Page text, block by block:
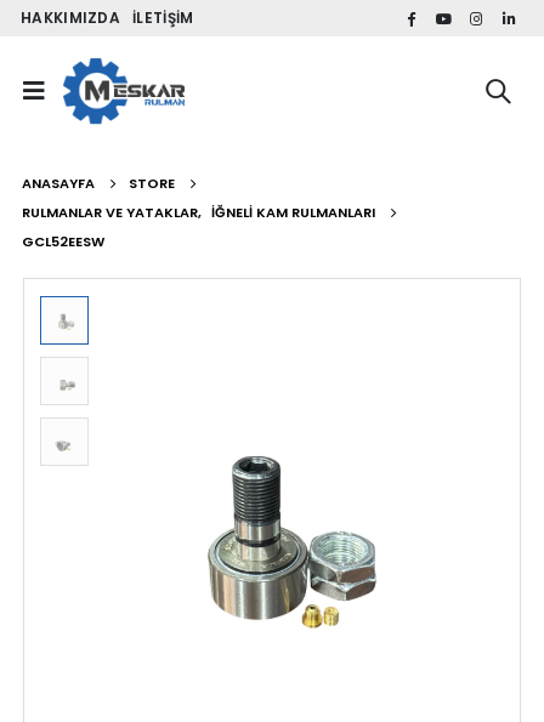
HAKKIMIZDA İLETIŞIM
ANASAYFA
STORE
RULMANLAR VE YATAKLAR, İĞNELI KAM RULMANLARI
GCL52EESW